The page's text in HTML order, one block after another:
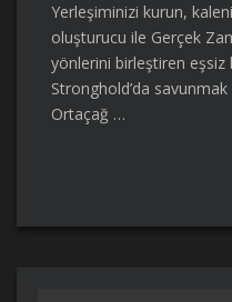
Yerleşiminizi kurun,
oluşturucu ile Gerçek
yönlerini birleştiren eşsiz
Stronghold’da savunmak
Ortaçağ …